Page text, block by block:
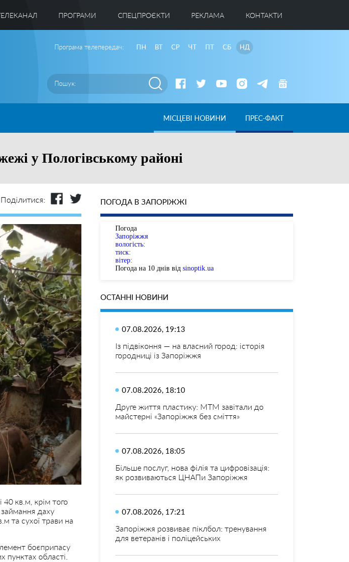
ПРОГРАМИ CПЕЦПРОЄКТИ РЕКЛАМА КОНТАКТИ
Програма телепередач: ПН ВТ СР ЧТ ПТ СБ НД
МІСЦЕВІ НОВИНИ ПРЕС-ФАКТ
у Пологівському районі
Поділитися:
40 кв.м, крім того
займання даху
та сухої трави на
боєприпасу
пунктах області.
ПОГОДА В ЗАПОРІЖЖІ
Погода
Запоріжжя
вологість:
тиск:
вітер:
Погода на 10 днів від sinoptik.ua
ОСТАННІ НОВИНИ
07.08.2026, 19:13
Із підвіконня — на власний город: історія
городниці із Запоріжжя
07.08.2026, 18:10
Друге життя пластику: МТМ завітали до
майстерні «Запоріжжя без сміття»
07.08.2026, 18:05
Більше послуг, нова філія та цифровізація:
як розвиваються ЦНАПи Запоріжжя
07.08.2026, 17:21
Запоріжжя розвиває піклбол: тренування
для ветеранів і поліцейських